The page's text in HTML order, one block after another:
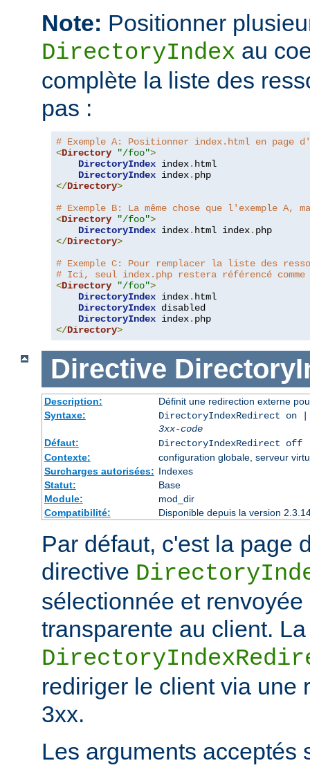
Note: Positionner
DirectoryIndex au
complète la liste des
pas :
# Exemple A: Positionner index.html en page
<Directory "/foo">
DirectoryIndex index. html
DirectoryIndex index.
</Directory>
# Exemple B: La même chose que l'exemple
<Directory "/foo">
DirectoryIndex index. html index.
</Directory>
# Exemple C: Pour remplacer la liste des
# Ici, seul index.php restera référencé
<Directory "/foo">
DirectoryIndex index. html
DirectoryIndex disabled
DirectoryIndex index.
</Directory>
Directive
Description:
Définit une redirection externe
Syntaxe:
DirectoryIndexRedirect
3xx-code
Défaut:
DirectoryIndexRedirect off
Contexte:
configuration globale, serveur
Surcharges autorisées: Indexes
Statut:
Base
Module:
mod_dir
Compatibilité:
Disponible depuis la version
Par défaut, c'est la page
directive
sélectionnée et
transparente au client.
rediriger le client via une
3xx.
Les arguments acceptés